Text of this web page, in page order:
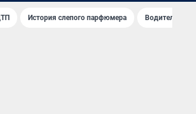
История слепого парфюмера Водители